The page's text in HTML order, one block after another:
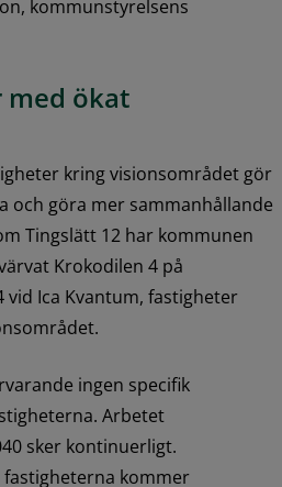
kommunstyrelsens
med ökat
kring visionsområdet gör
och göra mer sammanhållande
Tingslätt 12 har kommunen
Krokodilen 4 på
vid Ica Kvantum, fastigheter
ingen specifik
Arbetet
sker kontinuerligt.
fastigheterna kommer